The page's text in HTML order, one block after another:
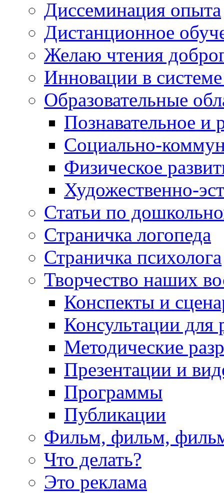
Диссеминация опыта
Дистанционное
Желаю чтения
Инновации в
Образовательные
Познавательное и
Социально-
Физическое
Художественно-
Статьи по
Страничка логопеда
Страничка психолога
Творчество наших
Конспекты и
Консультации для
Методические
Презентации и
Программы
Публикации
Фильм, фильм,
Что делать?
Это реклама